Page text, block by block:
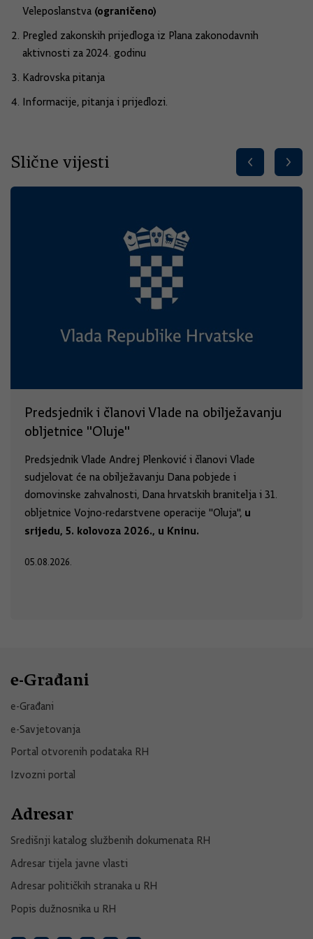
Veleposlanstva (ograničeno)
Pregled zakonskih prijedloga iz Plana zakonodavnih
aktivnosti za 2024. godinu
Kadrovska pitanja
Informacije, pitanja i prijedlozi.
Slične vijesti
Predsjednik i članovi Vlade na obilježavanju
obljetnice "Oluje"
Predsjednik Vlade Andrej Plenković i članovi Vlade
sudjelovat će na obilježavanju Dana pobjede i
domovinske zahvalnosti, Dana hrvatskih branitelja i 31.
obljetnice Vojno-redarstvene operacije "Oluja", u
srijedu, 5. kolovoza 2026., u Kninu.
05.08.2026.
e-Građani
e-Građani
e-Savjetovanja
Portal otvorenih podataka RH
Izvozni portal
Adresar
Središnji katalog službenih dokumenata RH
Adresar tijela javne vlasti
Adresar političkih stranaka u RH
Popis dužnosnika u RH